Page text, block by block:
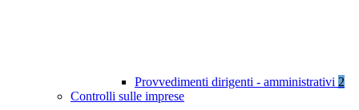
Provvedimenti dirigenti - amministrativi 2
Controlli sulle imprese